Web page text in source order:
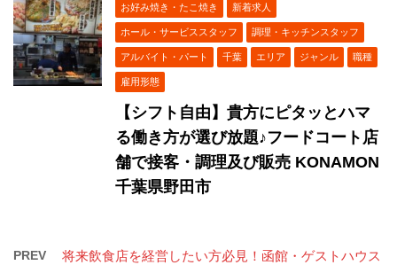
お好み焼き・たこ焼き 新着求人
ホール・サービススタッフ 調理・キッチンスタッフ
アルバイト・パート 千葉 エリア ジャンル 職種
雇用形態
【シフト自由】貴方にピタッとハマ
る働き方が選び放題♪フードコート店
舗で接客・調理及び販売 KONAMON ​
千葉県野田市
PREV
将来飲食店を経営したい方必見！函館・ゲストハウス